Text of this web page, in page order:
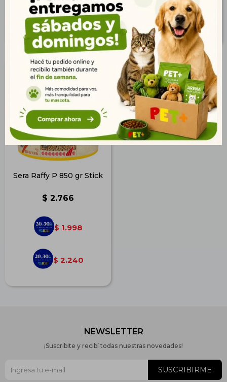
$ 96 $ 1.164
Sera Raffy P 850 gr Stick
$ 2.766
$ 1.998
$ 2.240
NEWSLETTER
¡Suscribite y recibí todas nuestras novedades!
SUSCRIBIRME